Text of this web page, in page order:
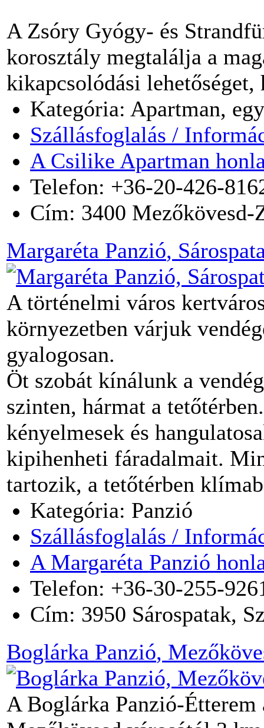
A Zsóry Gyógy- és
korosztály megtalálja a
kikapcsolódási lehetőséget,
Kategória: Apartman,
Szállásfoglalás /
A Csilike Apartman
Telefon: +36-20-426-
Cím: 3400 Mezőkövesd-
Margaréta Panzió,
A történelmi város
környezetben várjuk
gyalogosan.
Öt szobát kínálunk a
szinten, hármat a
kényelmesek és
kipihenheti fáradalmait.
tartozik, a tetőtérben
Kategória: Panzió
Szállásfoglalás /
A Margaréta Panzió
Telefon: +36-30-255-
Cím: 3950 Sárospatak,
Boglárka Panzió,
A Boglárka Panzió-